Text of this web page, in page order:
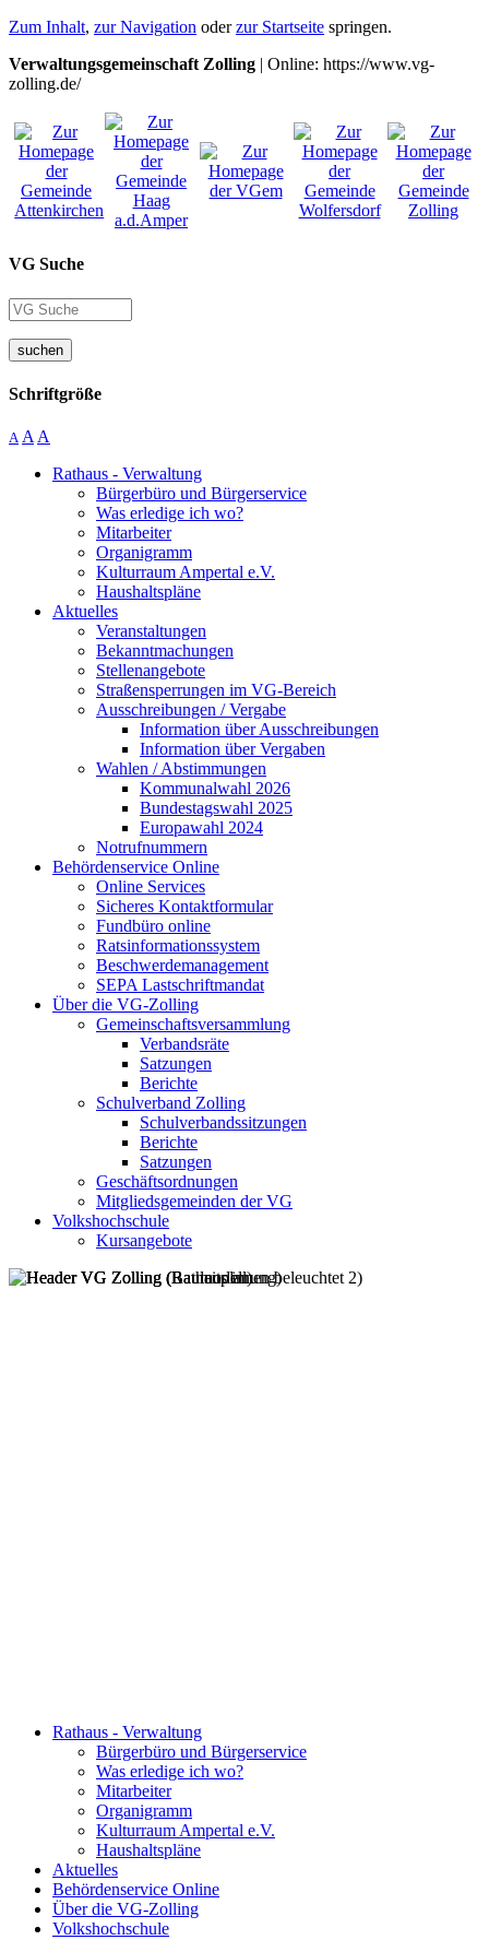
Zum Inhalt, zur Navigation oderzur Startseite springen.
Verwaltungsgemeinschaft Zolling | Online: https://www.vg-
zolling.de/
VG Suche
suchen
Schriftgröße
A A A
Rathaus - Verwaltung
Bürgerbüro und Bürgerservice
Was erledige ich wo?
Mitarbeiter
Organigramm
Kulturraum Ampertal e.V.
Haushaltspläne
Aktuelles
Veranstaltungen
Bekanntmachungen
Stellenangebote
Straßensperrungen im VG-Bereich
Ausschreibungen / Vergabe
Information über Ausschreibungen
Information über Vergaben
Wahlen / Abstimmungen
Kommunalwahl 2026
Bundestagswahl 2025
Europawahl 2024
Notrufnummern
Behördenservice Online
Online Services
Sicheres Kontaktformular
Fundbüro online
Ratsinformationssystem
Beschwerdemanagement
SEPA Lastschriftmandat
Über die VG-Zolling
Gemeinschaftsversammlung
Verbandsräte
Satzungen
Berichte
Schulverband Zolling
Schulverbandssitzungen
Berichte
Satzungen
Geschäftsordnungen
Mitgliedsgemeinden der VG
Volkshochschule
Kursangebote
Rathaus - Verwaltung
Bürgerbüro und Bürgerservice
Was erledige ich wo?
Mitarbeiter
Organigramm
Kulturraum Ampertal e.V.
Haushaltspläne
Aktuelles
Behördenservice Online
Über die VG-Zolling
Volkshochschule